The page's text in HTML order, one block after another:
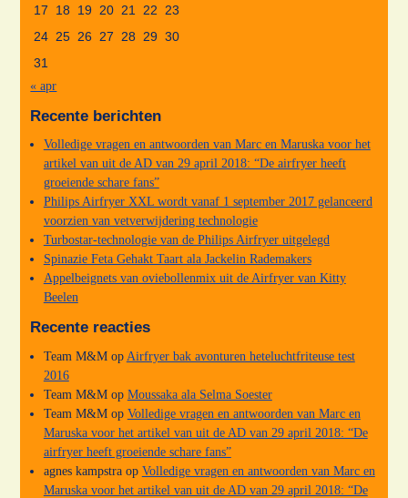
17
18 19 20 21 22
23
24 25 26 27 28 29 30
31
« apr
Recente berichten
Volledige vragen en antwoorden van Marc en Maruska voor het
artikel van uit de AD van 29 april 2018: “De airfryer heeft
groeiende schare fans”
Philips Airfryer XXL wordt vanaf 1 september 2017 gelanceerd
voorzien van vetverwijdering technologie
Turbostar-technologie van de Philips Airfryer uitgelegd
Spinazie Feta Gehakt Taart ala Jackelin Rademakers
Appelbeignets van oviebollenmix uit de Airfryer van Kitty
Beelen
Recente reacties
Team M&Mop Airfryer bak avonturen heteluchtfriteuse test
2016
Team M&Mop Moussaka ala Selma Soester
Team M&Mop Volledige vragen en antwoorden van Marc en
Maruska voor het artikel van uit de AD van 29 april 2018: “De
airfryer heeft groeiende schare fans”
agnes kampstraop Volledige vragen en antwoorden van Marc en
Maruska voor het artikel van uit de AD van 29 april 2018: “De